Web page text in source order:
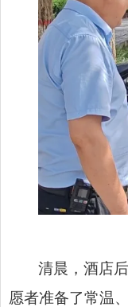
清晨，酒店
愿者准备了常温